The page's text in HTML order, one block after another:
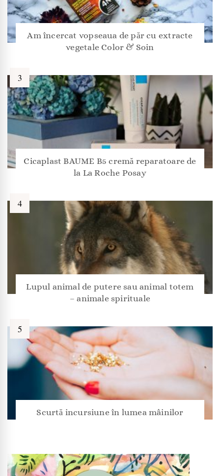
Am încercat vopseaua de păr cu extracte
vegetale Color & Soin
Cicaplast BAUME B5 cremă reparatoare de
la La Roche Posay
Lupul animal de putere sau animal totem
– animale spirituale
Scurtă incursiune în lumea mâinilor